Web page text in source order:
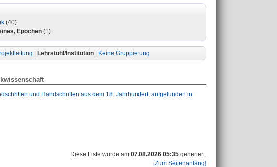
(40)
Epochen (1)
Lehrstuhl/Institution Keine Gruppierung
und Handschriften aus dem 18. Jahrhundert, aufgefunden in
Diese Liste wurde am 07.08.2026 05:35 generiert.
[Zum Seitenanfang]